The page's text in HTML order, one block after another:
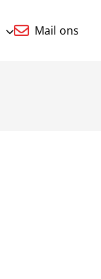
Mail ons